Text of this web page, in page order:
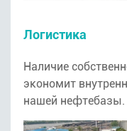
Логистика
Наличие
экономит
нашей нефтебазы.